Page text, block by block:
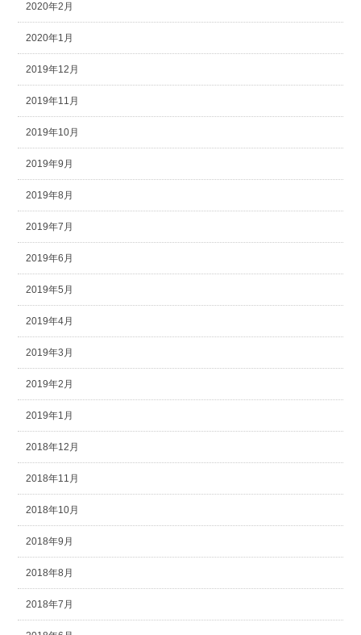
2020年2月
2020年1月
2019年12月
2019年11月
2019年10月
2019年9月
2019年8月
2019年7月
2019年6月
2019年5月
2019年4月
2019年3月
2019年2月
2019年1月
2018年12月
2018年11月
2018年10月
2018年9月
2018年8月
2018年7月